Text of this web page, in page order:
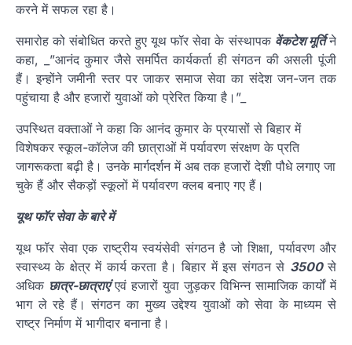
करने में सफल रहा है।
समारोह को संबोधित करते हुए यूथ फॉर सेवा के संस्थापक वेंकटेश मूर्ति ने
कहा, _”आनंद कुमार जैसे समर्पित कार्यकर्ता ही संगठन की असली पूंजी
हैं। इन्होंने जमीनी स्तर पर जाकर समाज सेवा का संदेश जन-जन तक
पहुंचाया है और हजारों युवाओं को प्रेरित किया है।”_
उपस्थित वक्ताओं ने कहा कि आनंद कुमार के प्रयासों से बिहार में
विशेषकर स्कूल-कॉलेज की छात्राओं में पर्यावरण संरक्षण के प्रति
जागरूकता बढ़ी है। उनके मार्गदर्शन में अब तक हजारों देशी पौधे लगाए जा
चुके हैं और सैकड़ों स्कूलों में पर्यावरण क्लब बनाए गए हैं।
यूथ फॉर सेवा के बारे में
यूथ फॉर सेवा एक राष्ट्रीय स्वयंसेवी संगठन है जो शिक्षा, पर्यावरण और
स्वास्थ्य के क्षेत्र में कार्य करता है। बिहार में इस संगठन से 3500 से
अधिक छात्र-छात्राएंएवं हजारों युवा जुड़कर विभिन्न सामाजिक कार्यों में
भाग ले रहे हैं। संगठन का मुख्य उद्देश्य युवाओं को सेवा के माध्यम से
राष्ट्र निर्माण में भागीदार बनाना है।